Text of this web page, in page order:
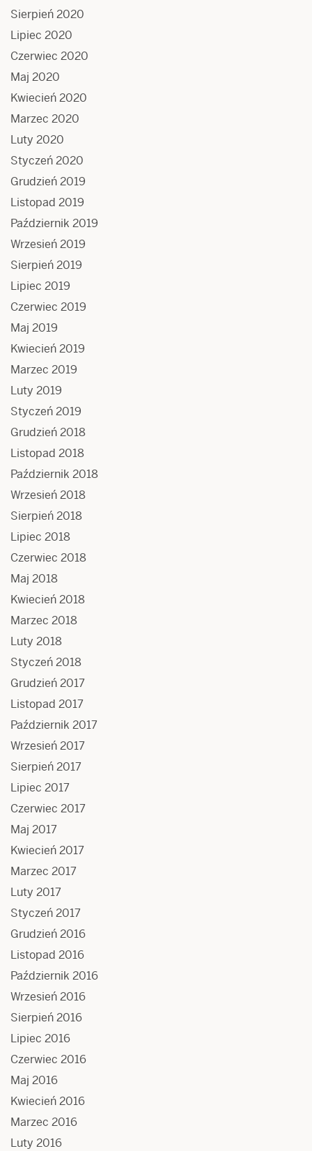
Sierpień 2020
Lipiec 2020
Czerwiec 2020
Maj 2020
Kwiecień 2020
Marzec 2020
Luty 2020
Styczeń 2020
Grudzień 2019
Listopad 2019
Październik 2019
Wrzesień 2019
Sierpień 2019
Lipiec 2019
Czerwiec 2019
Maj 2019
Kwiecień 2019
Marzec 2019
Luty 2019
Styczeń 2019
Grudzień 2018
Listopad 2018
Październik 2018
Wrzesień 2018
Sierpień 2018
Lipiec 2018
Czerwiec 2018
Maj 2018
Kwiecień 2018
Marzec 2018
Luty 2018
Styczeń 2018
Grudzień 2017
Listopad 2017
Październik 2017
Wrzesień 2017
Sierpień 2017
Lipiec 2017
Czerwiec 2017
Maj 2017
Kwiecień 2017
Marzec 2017
Luty 2017
Styczeń 2017
Grudzień 2016
Listopad 2016
Październik 2016
Wrzesień 2016
Sierpień 2016
Lipiec 2016
Czerwiec 2016
Maj 2016
Kwiecień 2016
Marzec 2016
Luty 2016